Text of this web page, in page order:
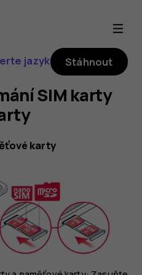
jazyk Stáhnout
SIM karty
karty